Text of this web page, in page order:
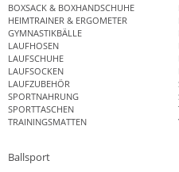
BOXSACK & BOXHANDSCHUHE
HEIMTRAINER & ERGOMETER
GYMNASTIKBÄLLE
LAUFHOSEN
LAUFSCHUHE
LAUFSOCKEN
LAUFZUBEHÖR
SPORTNAHRUNG
SPORTTASCHEN
TRAININGSMATTEN
Ballsport